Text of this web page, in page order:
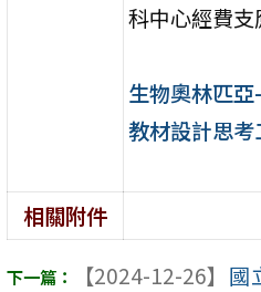
科中心經費支
生物奧林匹
教材設計思
相關附件
【2024-12-26】 國